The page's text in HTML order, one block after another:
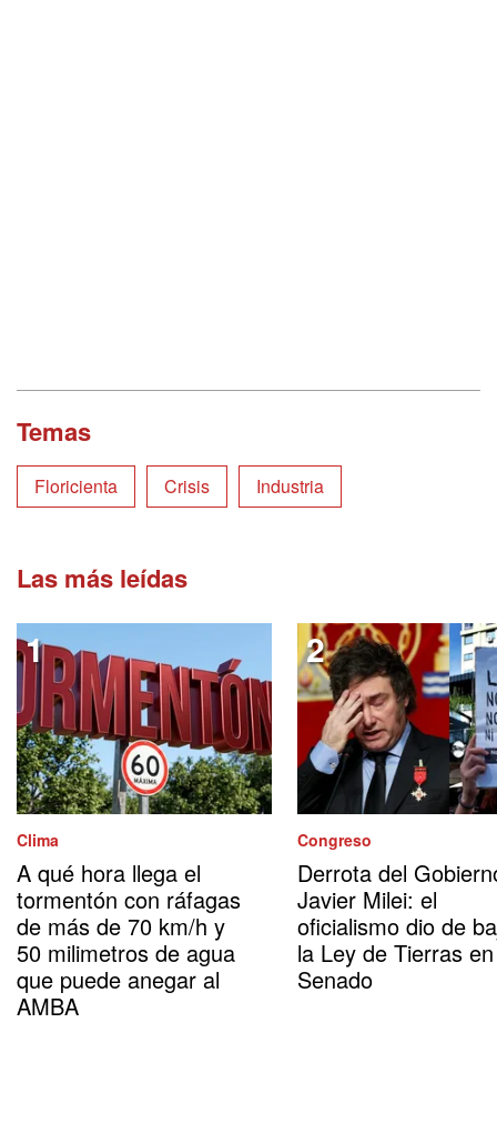
Temas
Floricienta Crisis Industria
Las más leídas
Clima
A qué hora llega el
tormentón con ráfagas
de más de 70 km/h y
50 milimetros de agua
que puede anegar al
AMBA
Congreso
Derrota del
Javier Milei: el
oficialismo dio de
la Ley de Tierras
Senado